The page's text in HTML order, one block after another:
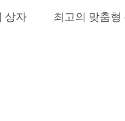
상자 최고의 맞춤형